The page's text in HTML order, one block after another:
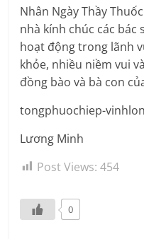
Nhân Ngày Thầy
nhà kính chúc các bác
hoạt động trong lãnh
khỏe, nhiều niềm vui
đồng bào và bà con
tongphuochiep-
Lương Minh
Post Views: 454
0